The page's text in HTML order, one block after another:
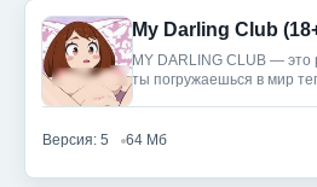
My Darling Club
MY DARLING CLUB — это
ты погружаешься в мир
Версия: 5 64 Мб